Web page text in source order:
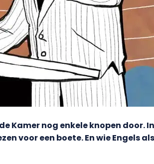
Kamer nog enkele knopen door.
voor een boete. En wie Engels